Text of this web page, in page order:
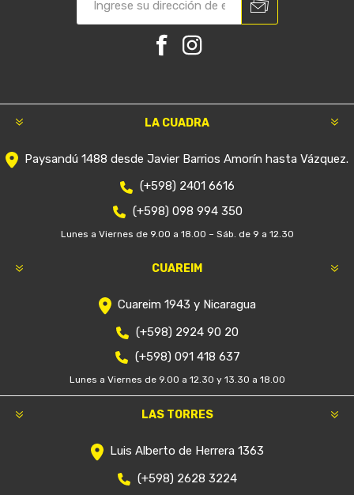
LA CUADRA
Paysandú 1488 desde Javier Barrios Amorín hasta Vázquez.
(+598) 2401 6616
(+598) 098 994 350
Lunes a Viernes de 9.00 a 18.00 – Sáb. de 9 a 12.30
CUAREIM
Cuareim 1943 y Nicaragua
(+598) 2924 90 20
(+598) 091 418 637
Lunes a Viernes de 9.00 a 12.30 y 13.30 a 18.00
LAS TORRES
Luis Alberto de Herrera 1363
(+598) 2628 3224